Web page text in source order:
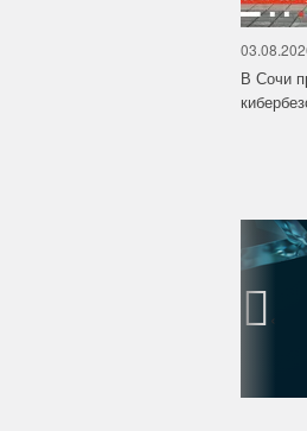
В Сочи
‹